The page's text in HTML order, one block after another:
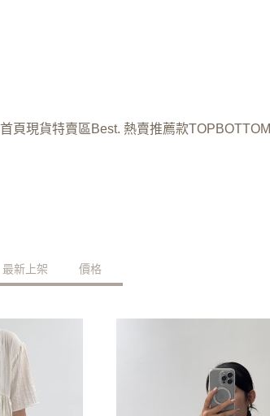
首頁現貨特賣區 Best. 熱賣推薦款TOPBOTTOM
最新上架 價格